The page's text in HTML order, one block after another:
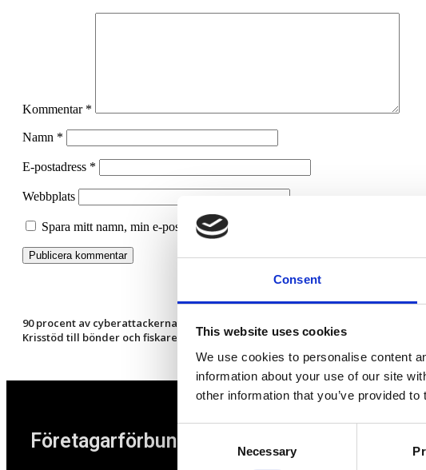
Consent
This website uses cookies
We use cookies to personalise content
information about your use of our site
other information that you’ve provided
Necessary
Kommentar *
Namn *
E-postadress *
Webbplats
Spara mitt namn, min e-postadress och webbplats i denna webbläsare till
90 procent av cyberattackerna kan stoppas
Krisstöd till bönder och fiskare klart
Företagarförbundet